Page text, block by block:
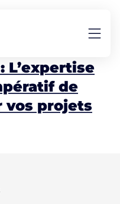
L’expertise
de
vos projets